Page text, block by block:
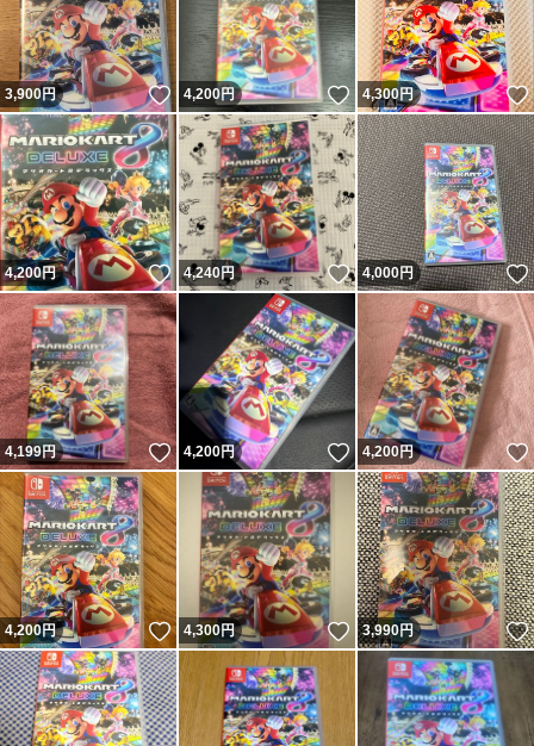
3,900円 いいね！
4,200円 いいね！
4,300円
4,200円 いいね！
4,240円 いいね！
4,000円
4,199円 いいね！
4,200円 いいね！
4,200円
4,200円 いいね！
4,300円 いいね！
3,990円